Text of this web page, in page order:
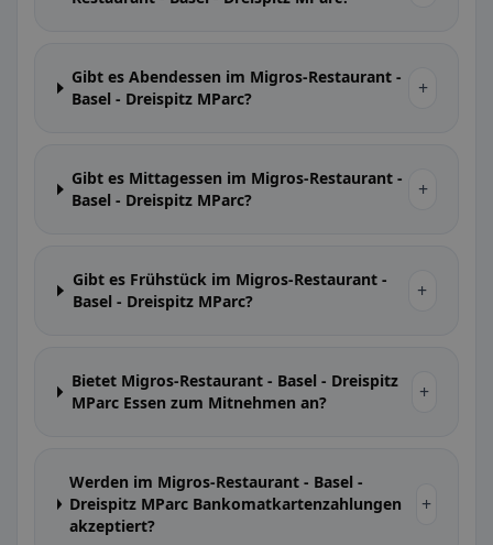
Gibt es Abendessen im Migros-Restaurant -
Basel - Dreispitz MParc?
+
Gibt es Mittagessen im Migros-Restaurant -
Basel - Dreispitz MParc?
+
Gibt es Frühstück im Migros-Restaurant -
Basel - Dreispitz MParc?
+
Bietet Migros-Restaurant - Basel - Dreispitz
MParc Essen zum Mitnehmen an?
+
Werden im Migros-Restaurant - Basel -
Dreispitz MParc Bankomatkartenzahlungen
akzeptiert?
+